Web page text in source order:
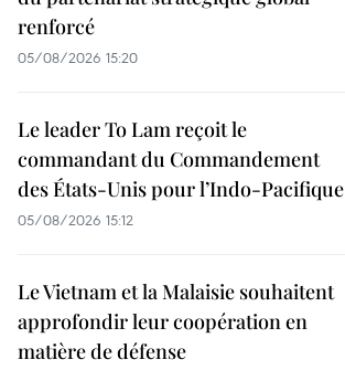
renforcé
05/08/2026 15:20
Le leader To Lam reçoit le
commandant du Commandement
des États-Unis pour l’Indo-Pacifique
05/08/2026 15:12
Le Vietnam et la Malaisie souhaitent
approfondir leur coopération en
matière de défense